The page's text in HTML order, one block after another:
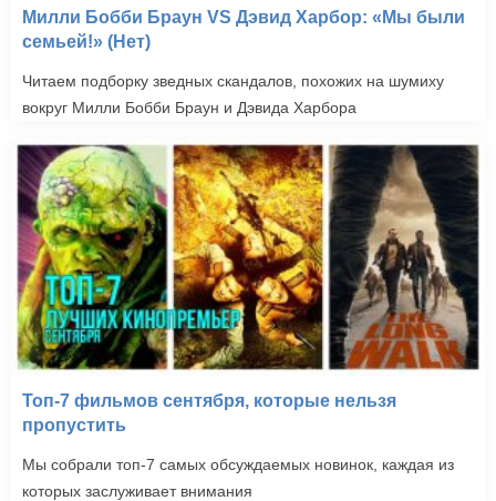
Милли Бобби Браун VS Дэвид Харбор: «Мы были
семьей!» (Нет)
Читаем подборку зведных скандалов, похожих на шумиху
вокруг Милли Бобби Браун и Дэвида Харбора
Топ-7 фильмов сентября, которые нельзя
пропустить
Мы собрали топ-7 самых обсуждаемых новинок, каждая из
которых заслуживает внимания